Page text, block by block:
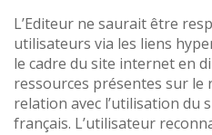
L’Editeur ne saurait être
utilisateurs via les liens
le cadre du site internet en
ressources présentes sur le
relation avec l’utilisation du
français. L’utilisateur